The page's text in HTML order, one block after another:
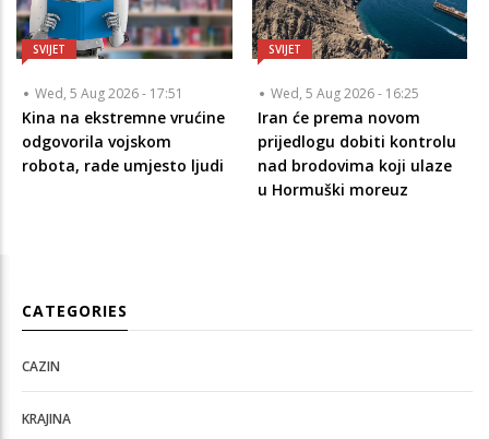
SVIJET
Wed, 5 Aug 2026 - 17:51
Kina na ekstremne vrućine
odgovorila vojskom
robota, rade umjesto ljudi
SVIJET
Wed, 5 Aug 2026 - 16:25
Iran će prema novom
prijedlogu dobiti kontrolu
nad brodovima koji ulaze
u Hormuški moreuz
CATEGORIES
CAZIN
KRAJINA